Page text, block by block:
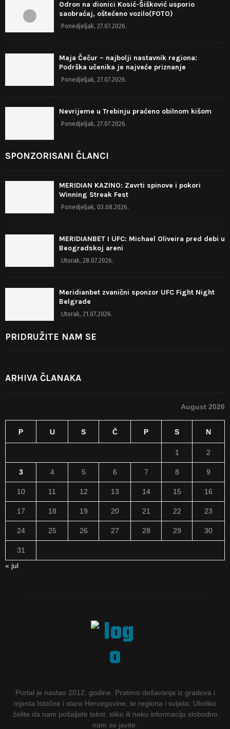
Odron na dionici Kosić-Šišković usporio
saobraćaj, oštećeno vozilo(FOTO)
Ponedjeljak, 27.07.2026.
Maja Čečur – najbolji nastavnik regiona:
Podrška učenika je najveće priznanje
Ponedjeljak, 27.07.2026.
Nevrijeme u Trebinju praćeno obilnom kišom
Ponedjeljak, 27.07.2026.
SPONZORISANI ČLANCI
MERIDIAN KAZINO: Zavrti spinove i pokori
Winning Streak Fest
Ponedjeljak, 03.08.2026.
MERIDIANBET I UFC: Michael Oliveira pred debi u
Beogradskoj areni
Utorak, 28.07.2026.
Meridianbet zvanični sponzor UFC Fight Night
Belgrade
Utorak, 21.07.2026.
PRIDRUŽITE NAM SE
ARHIVA ČLANAKA
August 2026
P U S Č P S N
1 2
3 4 5 6 7 8 9
10 11 12 13 14 15 16
17 18 19 20 21 22 23
24 25 26 27 28 29 30
31
« jul
Portal je nastao 2012. godine. Pratimo dešavanja iz gradova i
mjesta Istočne i stare Hercegovine, te regiona i svijeta. Ukoliko
želite da nam pošaljete tekst, sliku ili neku informaciju slobodno
nam se javite.